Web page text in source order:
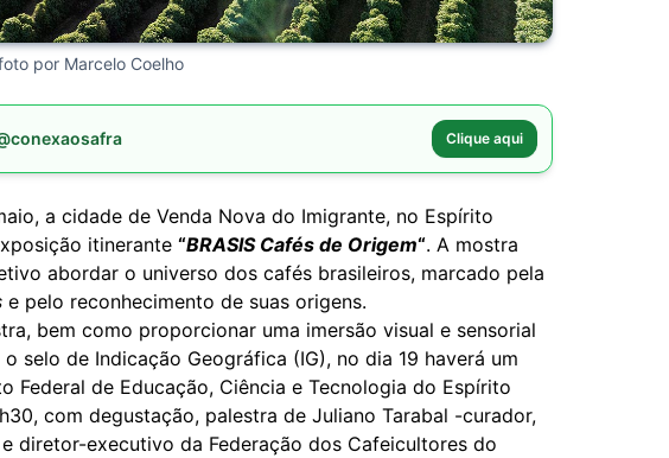
por Marcelo Coelho
Clique aqui
a cidade de Venda Nova do Imigrante, no Espírito
itinerante “BRASIS Cafés de Origem“. A mostra
abordar o universo dos cafés brasileiros, marcado pela
e pelo reconhecimento de suas origens.
bem como proporcionar uma imersão visual e sensorial
selo de Indicação Geográfica (IG), no dia 19 haverá um
Federal de Educação, Ciência e Tecnologia do Espírito
com degustação, palestra de Juliano Tarabal -curador,
diretor-executivo da Federação dos Cafeicultores do